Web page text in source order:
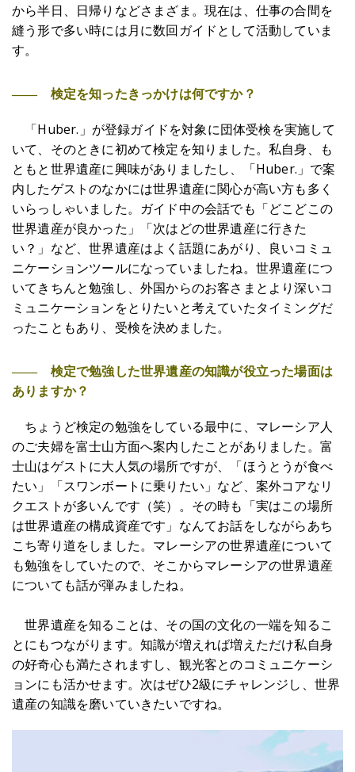
から半日、日帰りなどさまざま。現在は、仕事の合間を
縫う形で多い時には月に数回ガイドとして活動していま
す。
―― 検定を知ったきっかけは何ですか？
「Huber.」が登録ガイドを対象に団体受検を実施して
いて、そのときに初めて検定を知りました。私自身、も
ともと世界遺産に興味がありましたし、「Huber.」で案
内したゲストのなかには世界遺産に関心が高い方も多く
いらっしゃいました。ガイド中の会話でも「どこどこの
世界遺産が良かった」「次はどの世界遺産に行きた
い？」など、世界遺産はよく話題にあがり、良いコミュ
ニケーションツールになっていましたね。世界遺産につ
いてきちんと勉強し、外国からのお客さまとより深いコ
ミュニケーションをとりたいと考えていたタイミングだ
ったこともあり、受検を決めました。
―― 検定で勉強した世界遺産の知識が役立った場面は
ありますか？
ちょうど検定の勉強をしている最中に、マレーシア人
のご夫婦を富士山方面へ案内したことがありました。富
士山はゲストに大人気の場所ですが、「ほうとうが食べ
たい」「スワンボートに乗りたい」など、案外コアなリ
クエストが多いんです（笑）。その時も「実はこの場所
は世界遺産の構成資産です」なんてお話をしながらあち
こち寄り道をしました。マレーシアの世界遺産について
も勉強をしていたので、そこからマレーシアの世界遺産
についても話が弾みましたね。
世界遺産を知ることは、その国の文化の一端を知るこ
とにもつながります。知識が増えれば増えただけ私自身
の好奇心も満たされますし、観光客とのコミュニケーシ
ョンにも活かせます。次はぜひ2級にチャレンジし、世界
遺産の知識を磨いていきたいですね。